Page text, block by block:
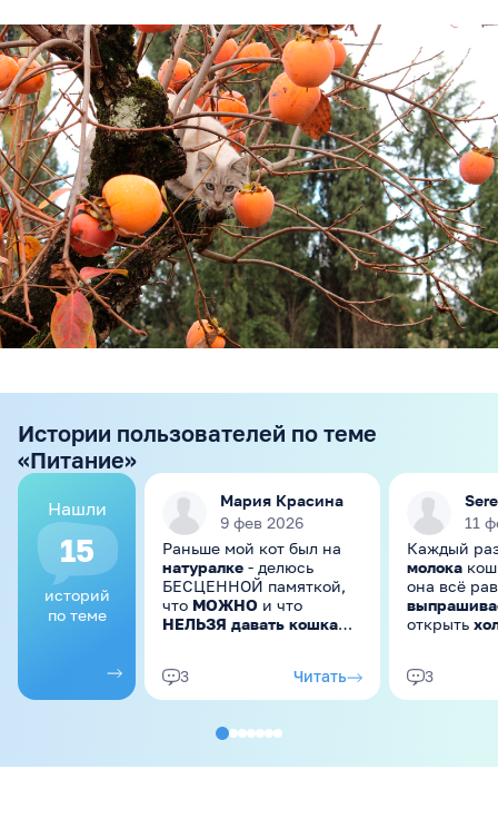
Истории пользователей по теме
«Питание»
Нашли
15
историй
по теме
Мария Красина
9 фев 2026
Раньше мой кот был на
натуралке - делюсь
БЕСЦЕННОЙ памяткой,
что МОЖНО и что
НЕЛЬЗЯ давать кошкам
первых, мы в итоге уже
на корме, т.к.
не удалось (начались
3 Читать
11
Каждый
молока
она всё
открыть
потом
она
3